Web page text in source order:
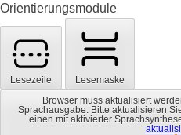
Orientierungsmodule
Lesezeile
Lesemaske
Browser muss aktualisiert
Sprachausgabe. Bitte aktualisieren
einen mit aktivierter